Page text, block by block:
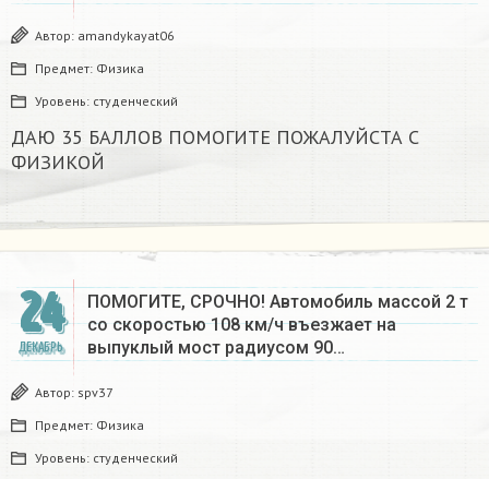
Автор: amandykayat06
Предмет: Физика
Уровень: студенческий
ДАЮ 35 БАЛЛОВ ПОМОГИТЕ ПОЖАЛУЙСТА С
ФИЗИКОЙ
24
ДЕКАБРЬ
ПОМОГИТЕ, СРОЧНО! Автомобиль массой 2 т
со скоростью 108 км/ч въезжает на
выпуклый мост радиусом 90…
Автор: spv37
Предмет: Физика
Уровень: студенческий